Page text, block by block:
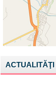
ACTUALITĂŢI